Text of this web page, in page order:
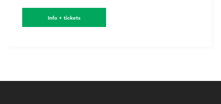
Info + tickets